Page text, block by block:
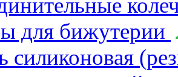
для бижутерии
силиконовая